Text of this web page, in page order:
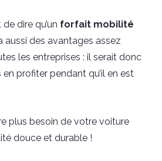
dire qu’un forfait mobilité
aussi des avantages assez
les entreprises : il serait donc
profiter pendant qu’il en est
plus besoin de votre voiture
douce et durable !